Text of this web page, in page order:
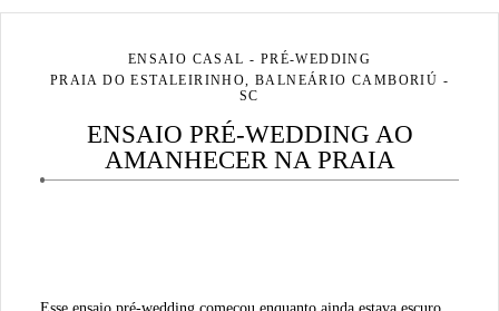
ENSAIO CASAL - PRÉ-WEDDING
PRAIA DO ESTALEIRINHO, BALNEÁRIO CAMBORIÚ -
SC
ENSAIO PRÉ-WEDDING AO
AMANHECER NA PRAIA